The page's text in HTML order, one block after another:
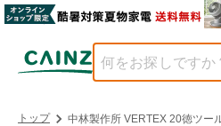
トップ 中林製作所 VERTEX 20徳ツー